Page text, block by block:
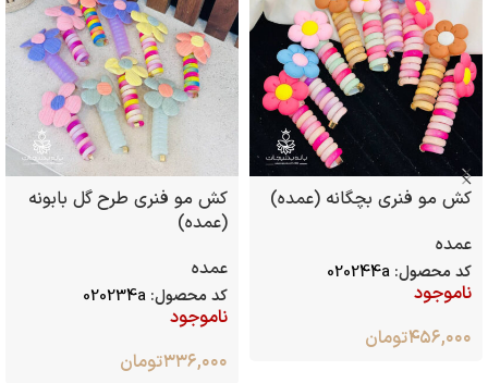
کش مو فنری بچگانه (عمده)
عمده
کد محصول: 020244a
ناموجود
۴۵۶,۰۰۰تومان
کش مو فنری طرح گل بابونه
(عمده)
عمده
کد محصول: 020234a
ناموجود
۳۳۶,۰۰۰تومان